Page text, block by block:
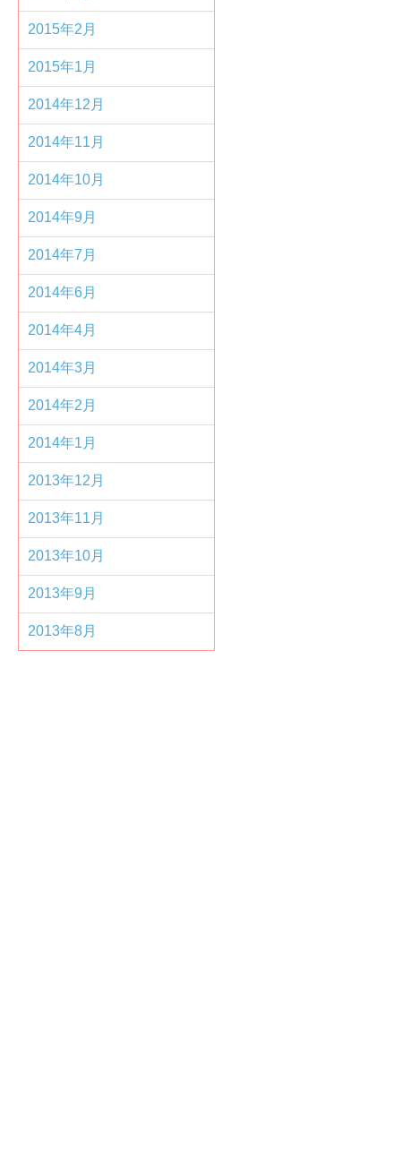
2015年2月
2015年1月
2014年12月
2014年11月
2014年10月
2014年9月
2014年7月
2014年6月
2014年4月
2014年3月
2014年2月
2014年1月
2013年12月
2013年11月
2013年10月
2013年9月
2013年8月